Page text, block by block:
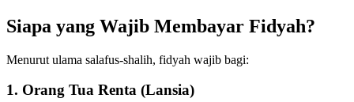
Siapa yang Wajib Membayar Fidyah?
Menurut ulama salafus-shalih, fidyah wajib bagi:
1. Orang Tua Renta (Lansia)